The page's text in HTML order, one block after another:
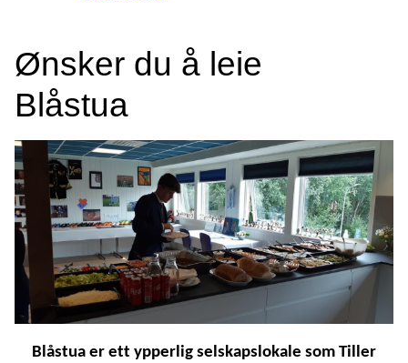
Ønsker du å leie
Blåstua
Blåstua er ett ypperlig selskapslokale som Tiller